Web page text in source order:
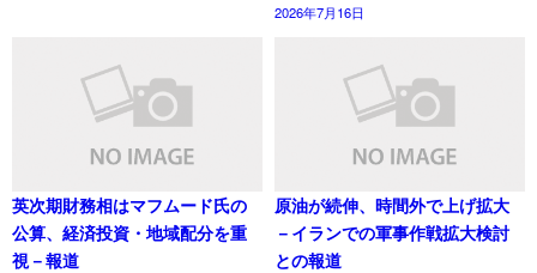
2026年7月16日
英次期財務相はマフムード氏の
公算、経済投資・地域配分を重
視－報道
原油が続伸、時間外で上げ拡大
－イランでの軍事作戦拡大検討
との報道